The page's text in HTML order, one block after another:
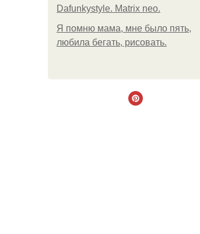
Dafunkystyle. Matrix neo.
Я помню мама, мне было пять,
любила бегать, рисовать.